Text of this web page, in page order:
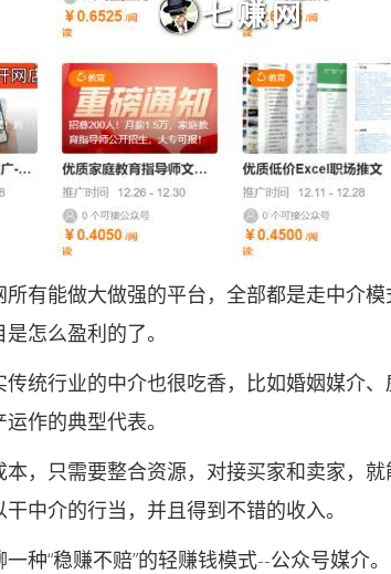
能做大做强的平台，全部都是走中介模
怎么盈利的了。
行业的中介也很吃香，比如婚姻媒介、
作的典型代表。
只需要整合资源，对接买家和卖家，就
中介的行当，并且得到不错的收入。
“稳赚不赔”的轻赚钱模式--公众号媒介。